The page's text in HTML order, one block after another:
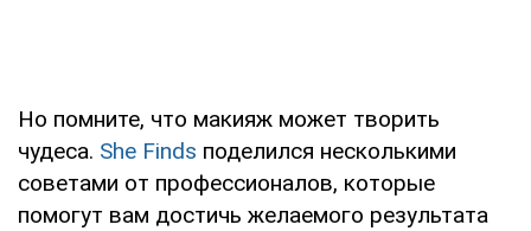
Но помните, что макияж может творить
чудеса. She Finds поделился несколькими
советами от профессионалов, которые
помогут вам достичь желаемого результата